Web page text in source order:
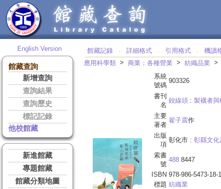
English Version
館藏查詢
新增查詢
查詢結果
查詢歷史
標記記錄
他校館藏
新進館藏
專題館藏
館藏分類地圖
館藏記錄 ‧ 詳細格式 ‧ 引用格式 ‧
機讀
應用科學類 > 商業；各種營業 > 紡織品業
系統
號碼
903326
書刊
名
鉸線頭 : 製襪者
主要
著者
翟子震作
出版
項
彰化市 : 彰縣文化
索書
號
488 8447
ISBN 978-986-5473-18-1
標題 紡織業